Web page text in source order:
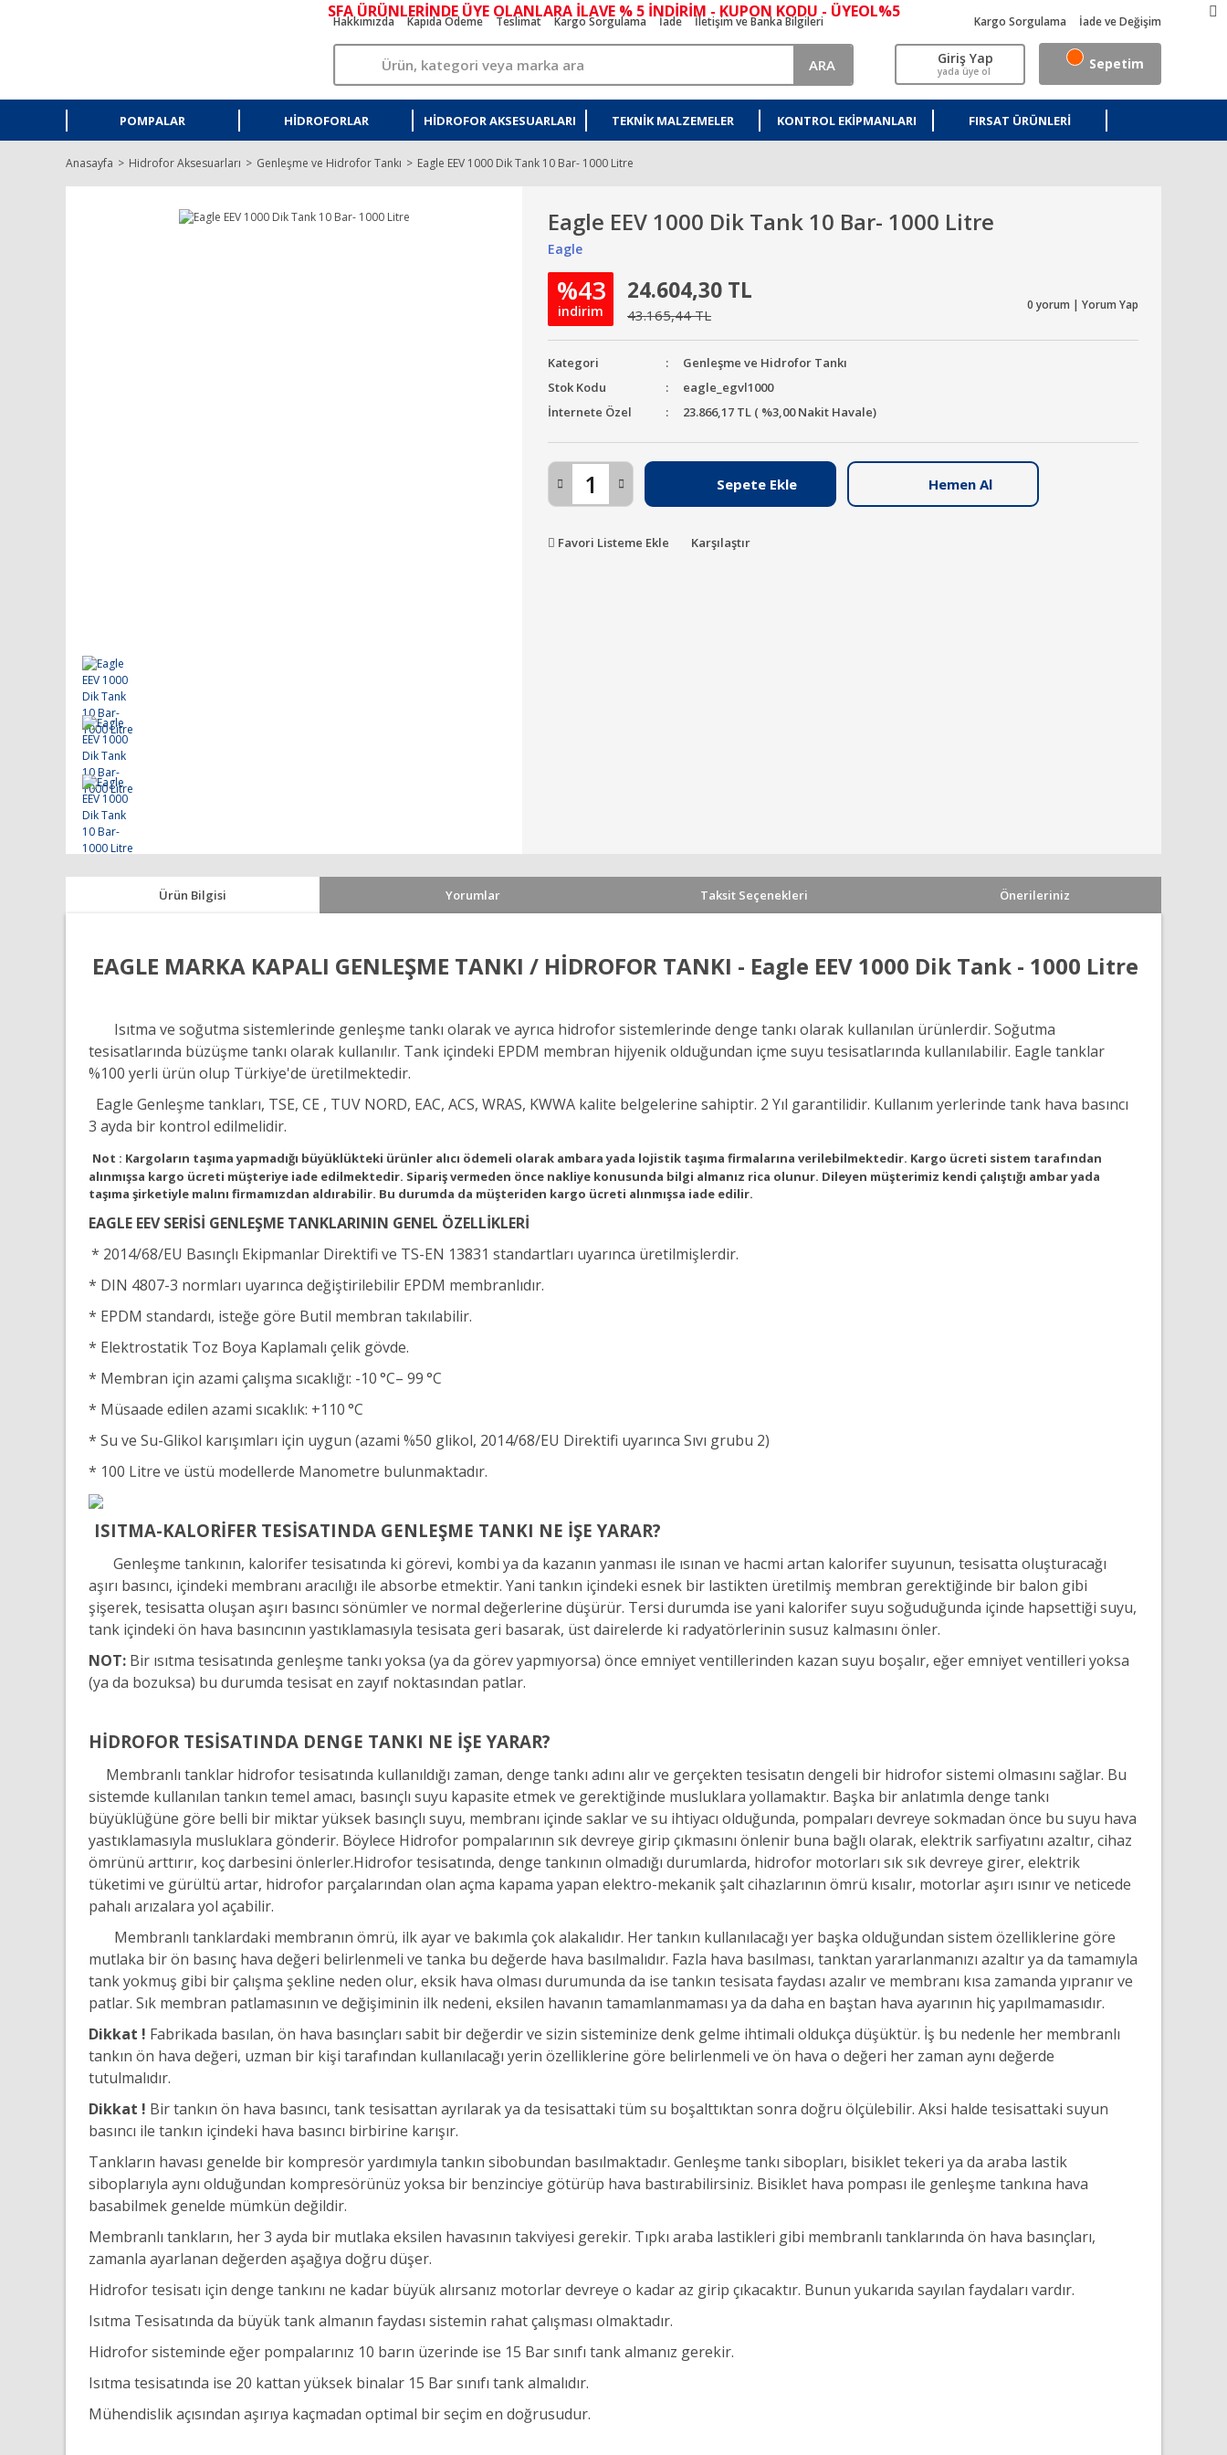
Hakkımızda Kapıda Ödeme Teslimat Kargo Sorgulama İade İletişim ve Banka Bilgileri
ARA
Kargo Sorgulama İade ve Değişim
Giriş Yap
yada üye ol Sepetim
POMPALAR HIDROFORLAR HIDROFOR AKSESUARLARI TEKNIK MALZEMELER KONTROL EKIPMANLARI FIRSAT ÜRÜNLERI
Anasayfa Hidrofor Aksesuarları Genleşme ve Hidrofor Tankı Eagle EEV 1000 Dik Tank 10 Bar- 1000 Litre
Eagle EEV 1000 Dik Tank 10 Bar- 1000 Litre
Eagle
%43
indirim
24.604,30 TL
43.165,44 TL
0 yorum | Yorum Yap
Kategori
Genleşme ve Hidrofor Tankı
Stok Kodu
eagle_egvl1000
İnternete Özel
23.866,17 TL ( %3,00 Nakit Havale)
Sepete Ekle Hemen Al
Favori Listeme Ekle Karşılaştır
Ürün Bilgisi Yorumlar Taksit Seçenekleri Önerileriniz
EAGLE MARKA KAPALI GENLEŞME TANKI / HİDROFOR TANKI - Eagle EEV 1000 Dik Tank - 1000 Litre
Isıtma ve soğutma sistemlerinde genleşme tankı olarak ve ayrıca hidrofor sistemlerinde denge tankı olarak kullanılan ürünlerdir. Soğutma
tesisatlarında büzüşme tankı olarak kullanılır. Tank içindeki EPDM membran hijyenik olduğundan içme suyu tesisatlarında kullanılabilir. Eagle tanklar
%100 yerli ürün olup Türkiye'de üretilmektedir.
Eagle Genleşme tankları, TSE, CE , TUV NORD, EAC, ACS, WRAS, KWWA kalite belgelerine sahiptir. 2 Yıl garantilidir. Kullanım yerlerinde tank hava basıncı
3 ayda bir kontrol edilmelidir.
Not : Kargoların taşıma yapmadığı büyüklükteki ürünler alıcı ödemeli olarak ambara yada lojistik taşıma firmalarına verilebilmektedir. Kargo ücreti sistem tarafından
alınmışsa kargo ücreti müşteriye iade edilmektedir. Sipariş vermeden önce nakliye konusunda bilgi almanız rica olunur. Dileyen müşterimiz kendi çalıştığı ambar yada
taşıma şirketiyle malını firmamızdan aldırabilir. Bu durumda da müşteriden kargo ücreti alınmışsa iade edilir.
EAGLE EEV SERİSİ GENLEŞME TANKLARININ GENEL ÖZELLİKLERİ
* 2014/68/EU Basınçlı Ekipmanlar Direktifi ve TS-EN 13831 standartları uyarınca üretilmişlerdir.
* DIN 4807-3 normları uyarınca değiştirilebilir EPDM membranlıdır.
* EPDM standardı, isteğe göre Butil membran takılabilir.
* Elektrostatik Toz Boya Kaplamalı çelik gövde.
* Membran için azami çalışma sıcaklığı: -10 °C– 99 °C
* Müsaade edilen azami sıcaklık: +110 °C
* Su ve Su-Glikol karışımları için uygun (azami %50 glikol, 2014/68/EU Direktifi uyarınca Sıvı grubu 2)
* 100 Litre ve üstü modellerde Manometre bulunmaktadır.
ISITMA-KALORİFER TESİSATINDA GENLEŞME TANKI NE İŞE YARAR?
Genleşme tankının, kalorifer tesisatında ki görevi, kombi ya da kazanın yanması ile ısınan ve hacmi artan kalorifer suyunun, tesisatta oluşturacağı
aşırı basıncı, içindeki membranı aracılığı ile absorbe etmektir. Yani tankın içindeki esnek bir lastikten üretilmiş membran gerektiğinde bir balon gibi
şişerek, tesisatta oluşan aşırı basıncı sönümler ve normal değerlerine düşürür. Tersi durumda ise yani kalorifer suyu soğuduğunda içinde hapsettiği suyu,
tank içindeki ön hava basıncının yastıklamasıyla tesisata geri basarak, üst dairelerde ki radyatörlerinin susuz kalmasını önler.
NOT: Bir ısıtma tesisatında genleşme tankı yoksa (ya da görev yapmıyorsa) önce emniyet ventillerinden kazan suyu boşalır, eğer emniyet ventilleri yoksa
(ya da bozuksa) bu durumda tesisat en zayıf noktasından patlar.
HİDROFOR TESİSATINDA DENGE TANKI NE İŞE YARAR?
Membranlı tanklar hidrofor tesisatında kullanıldığı zaman, denge tankı adını alır ve gerçekten tesisatın dengeli bir hidrofor sistemi olmasını sağlar. Bu
sistemde kullanılan tankın temel amacı, basınçlı suyu kapasite etmek ve gerektiğinde musluklara yollamaktır. Başka bir anlatımla denge tankı
büyüklüğüne göre belli bir miktar yüksek basınçlı suyu, membranı içinde saklar ve su ihtiyacı olduğunda, pompaları devreye sokmadan önce bu suyu hava
yastıklamasıyla musluklara gönderir. Böylece Hidrofor pompalarının sık devreye girip çıkmasını önlenir buna bağlı olarak, elektrik sarfiyatını azaltır, cihaz
ömrünü arttırır, koç darbesini önlerler.Hidrofor tesisatında, denge tankının olmadığı durumlarda, hidrofor motorları sık sık devreye girer, elektrik
tüketimi ve gürültü artar, hidrofor parçalarından olan açma kapama yapan elektro-mekanik şalt cihazlarının ömrü kısalır, motorlar aşırı ısınır ve neticede
pahalı arızalara yol açabilir.
Membranlı tanklardaki membranın ömrü, ilk ayar ve bakımla çok alakalıdır. Her tankın kullanılacağı yer başka olduğundan sistem özelliklerine göre
mutlaka bir ön basınç hava değeri belirlenmeli ve tanka bu değerde hava basılmalıdır. Fazla hava basılması, tanktan yararlanmanızı azaltır ya da tamamıyla
tank yokmuş gibi bir çalışma şekline neden olur, eksik hava olması durumunda da ise tankın tesisata faydası azalır ve membranı kısa zamanda yıpranır ve
patlar. Sık membran patlamasının ve değişiminin ilk nedeni, eksilen havanın tamamlanmaması ya da daha en baştan hava ayarının hiç yapılmamasıdır.
Dikkat ! Fabrikada basılan, ön hava basınçları sabit bir değerdir ve sizin sisteminize denk gelme ihtimali oldukça düşüktür. İş bu nedenle her membranlı
tankın ön hava değeri, uzman bir kişi tarafından kullanılacağı yerin özelliklerine göre belirlenmeli ve ön hava o değeri her zaman aynı değerde
tutulmalıdır.
Dikkat ! Bir tankın ön hava basıncı, tank tesisattan ayrılarak ya da tesisattaki tüm su boşalttıktan sonra doğru ölçülebilir. Aksi halde tesisattaki suyun
basıncı ile tankın içindeki hava basıncı birbirine karışır.
Tankların havası genelde bir kompresör yardımıyla tankın sibobundan basılmaktadır. Genleşme tankı sibopları, bisiklet tekeri ya da araba lastik
siboplarıyla aynı olduğundan kompresörünüz yoksa bir benzinciye götürüp hava bastırabilirsiniz. Bisiklet hava pompası ile genleşme tankına hava
basabilmek genelde mümkün değildir.
Membranlı tankların, her 3 ayda bir mutlaka eksilen havasının takviyesi gerekir. Tıpkı araba lastikleri gibi membranlı tanklarında ön hava basınçları,
zamanla ayarlanan değerden aşağıya doğru düşer.
Hidrofor tesisatı için denge tankını ne kadar büyük alırsanız motorlar devreye o kadar az girip çıkacaktır. Bunun yukarıda sayılan faydaları vardır.
Isıtma Tesisatında da büyük tank almanın faydası sistemin rahat çalışması olmaktadır.
Hidrofor sisteminde eğer pompalarınız 10 barın üzerinde ise 15 Bar sınıfı tank almanız gerekir.
Isıtma tesisatında ise 20 kattan yüksek binalar 15 Bar sınıfı tank almalıdır.
Mühendislik açısından aşırıya kaçmadan optimal bir seçim en doğrusudur.
SFA ÜRÜNLERİNDE ÜYE OLANLARA İLAVE % 5 İNDİRİM - KUPON KODU - ÜYEOL%5